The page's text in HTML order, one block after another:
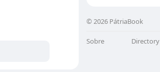
© 2026 PátriaBook
Sobre Directory